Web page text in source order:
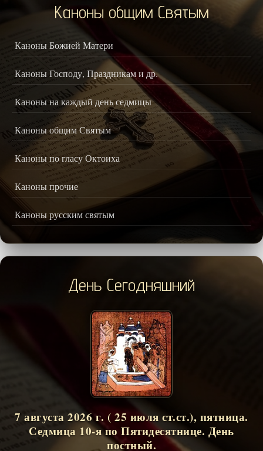
Каноны общим Святым
Каноны Божией Матери
Каноны Господу, Праздникам и др.
Каноны на каждый день седмицы
Каноны общим Святым
Каноны по гласу Октоиха
Каноны прочие
Каноны русским святым
День Сегодняшний
7 августа 2026 г. ( 25 июля ст.ст.), пятница.
Седмица 10-я по Пятидесятнице. День
постный.